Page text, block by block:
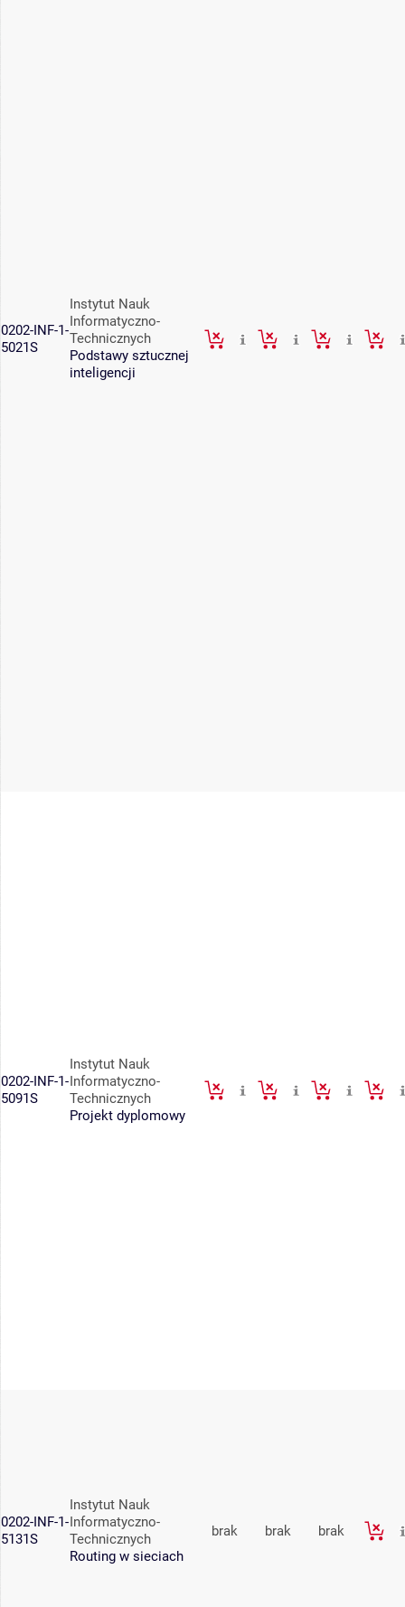
0202-INF-1-
5021S
Instytut Nauk
Informatyczno-
Technicznych
Podstawy sztucznej
inteligencji
0202-INF-1-
5091S
Instytut Nauk
Informatyczno-
Technicznych
Projekt dyplomowy
0202-INF-1-
5131S
Instytut Nauk
Informatyczno-
Technicznych
Routing w sieciach
brak brak brak